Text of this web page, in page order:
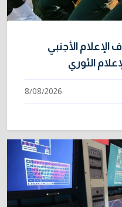
الإعلام الأجنبي
الثوري
8/08/2026